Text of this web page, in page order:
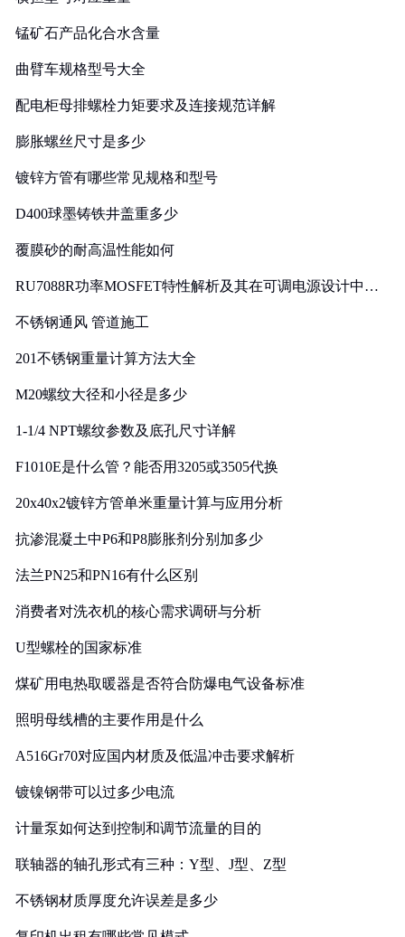
锰矿石产品化合水含量
曲臂车规格型号大全
配电柜母排螺栓力矩要求及连接规范详解
膨胀螺丝尺寸是多少
镀锌方管有哪些常见规格和型号
D400球墨铸铁井盖重多少
覆膜砂的耐高温性能如何
RU7088R功率MOSFET特性解析及其在可调电源设计中的
不锈钢通风 管道施工
201不锈钢重量计算方法大全
M20螺纹大径和小径是多少
1-1/4 NPT螺纹参数及底孔尺寸详解
F1010E是什么管？能否用3205或3505代换
20x40x2镀锌方管单米重量计算与应用分析
抗渗混凝土中P6和P8膨胀剂分别加多少
法兰PN25和PN16有什么区别
消费者对洗衣机的核心需求调研与分析
U型螺栓的国家标准
煤矿用电热取暖器是否符合防爆电气设备标准
照明母线槽的主要作用是什么
A516Gr70对应国内材质及低温冲击要求解析
镀镍钢带可以过多少电流
计量泵如何达到控制和调节流量的目的
联轴器的轴孔形式有三种：Y型、J型、Z型
不锈钢材质厚度允许误差是多少